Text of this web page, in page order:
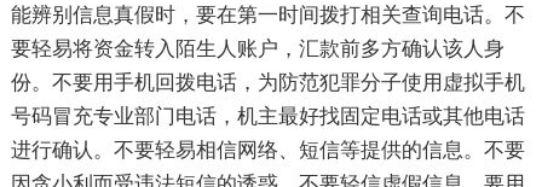
能辨别信息真假时，要在第一时间拨打相关查询电话。不
要轻易将资金转入陌生人账户，汇款前多方确认该人身
份。不要用手机回拨电话，为防范犯罪分子使用虚拟手机
号码冒充专业部门电话，机主最好找固定电话或其他电话
进行确认。不要轻易相信网络、短信等提供的信息。不要